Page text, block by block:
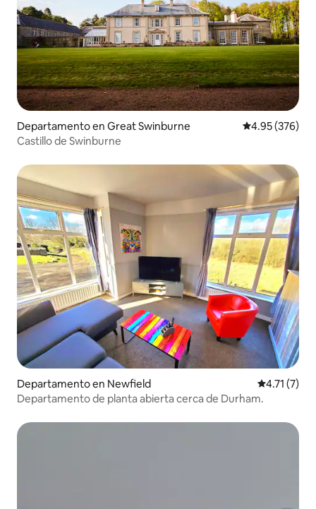
Departamento en Great Swinburne Calificación
4.95 (376)
Castillo de Swinburne
Departamento en Newfield Calificación
4.71 (7)
Departamento de planta abierta cerca de Durham.